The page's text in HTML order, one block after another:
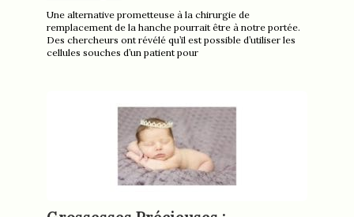
Une alternative prometteuse à la chirurgie de
remplacement de la hanche pourrait être à notre portée.
Des chercheurs ont révélé qu’il est possible d’utiliser les
cellules souches d’un patient pour